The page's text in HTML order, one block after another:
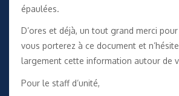
épaulées.
D’ores et déjà, un tout grand merci
vous porterez à ce document et
largement cette information autour de
Pour le staff d’unité,